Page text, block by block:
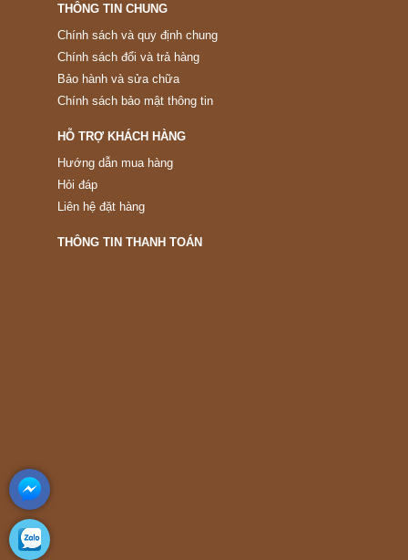
THÔNG TIN CHUNG
Chính sách và quy định chung
Chính sách đổi và trả hàng
Bảo hành và sửa chữa
Chính sách bảo mật thông tin
HỖ TRỢ KHÁCH HÀNG
Hướng dẫn mua hàng
Hỏi đáp
Liên hệ đặt hàng
THÔNG TIN THANH TOÁN